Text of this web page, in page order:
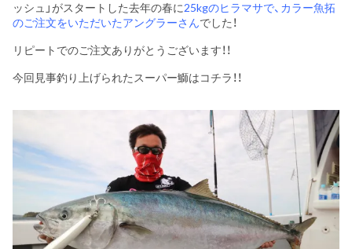
ッシュ」がスタートした去年の春に25kgのヒラマサで、カラー魚拓
のご注文をいただいたアングラーさんでした！
リピートでのご注文ありがとうございます！！
今回見事釣り上げられたスーパー鰤はコチラ！！